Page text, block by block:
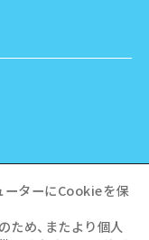
ーターにCookieを保
ため、またより個人